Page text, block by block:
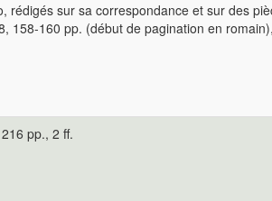
sur sa correspondance et sur des
160 pp. (début de pagination en
pp., 2 ff.